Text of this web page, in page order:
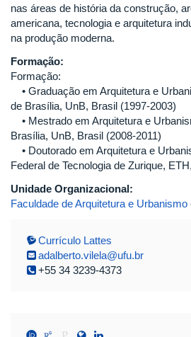
nas áreas de história da construção,
americana, tecnologia e arquitetura
na produção moderna.
Formação:
Formação:
• Graduação em Arquitetura e
de Brasília, UnB, Brasil (1997-2003)
• Mestrado em Arquitetura e
Brasília, UnB, Brasil (2008-2011)
• Doutorado em Arquitetura e
Federal de Tecnologia de Zurique,
Unidade Organizacional:
Faculdade de Arquitetura e Urbanismo
Currículo Lattes
adalberto.vilela@ufu.br
+55 34 3239-4373